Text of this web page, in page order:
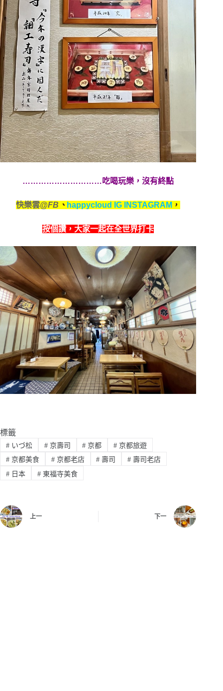
…………………………吃喝玩樂，沒有終點
快樂雲@FB 、 happycloud IG INSTAGRAM ，
按個讚， 大家一起在全世界打卡
標籤
#いづ松 #京壽司 # 京都 # 京都旅遊
#京都美食 #京都老店 # 壽司 # 壽司老店
#日本 #東福寺美食
上一 下一